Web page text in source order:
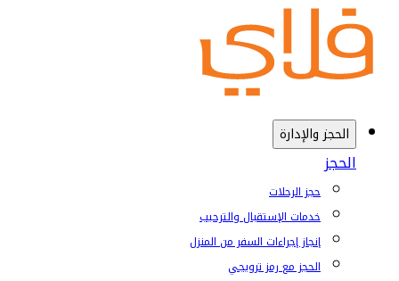
الحجز والإدارة
الحجز
حجز الرحلات
خدمات الإستقبال والترحيب
إنجاز إجراءات السفر من المنزل
الحجز مع رمز ترويجي